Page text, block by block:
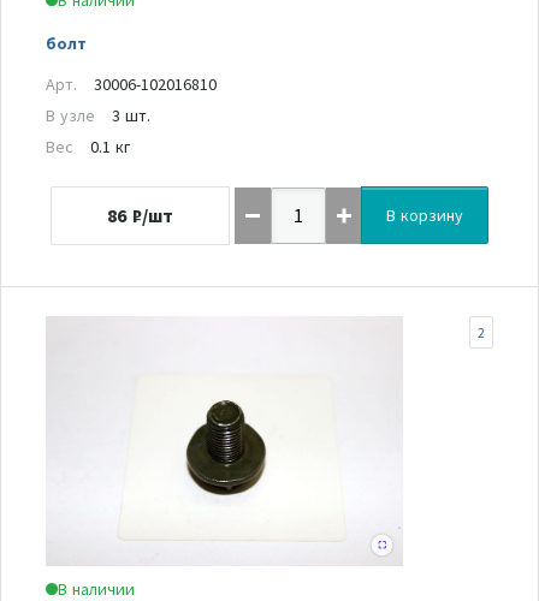
болт
Арт.
30006-102016810
В узле
3 шт.
Вес
0.1 кг
86 ₽/шт В корзину
В наличии
2